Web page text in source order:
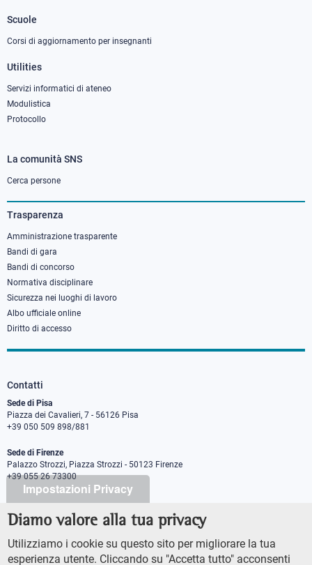
Impostazioni Privacy
Diamo valore alla tua privacy
Utilizziamo i cookie su questo sito per migliorare la tua
esperienza utente. Cliccando su "Accetta tutto" acconsenti
Scuole
Corsi di aggiornamento per insegnanti
Utilities
Servizi informatici di ateneo
Modulistica
Protocollo
Footer
column
3
La comunità SNS
Cerca persone
Trasparenza
Amministrazione trasparente
Bandi di gara
Bandi di concorso
Normativa disciplinare
Sicurezza nei luoghi di lavoro
Albo ufficiale online
Diritto di accesso
Contatti
Sede di Pisa
Piazza dei Cavalieri, 7 - 56126 Pisa
+39 050 509 898/881
Sede di Firenze
Palazzo Strozzi, Piazza Strozzi - 50123 Firenze
+39 055 26 73300
PEC protocollo@pec.sns.it
Codice Fiscale 8000 5050507